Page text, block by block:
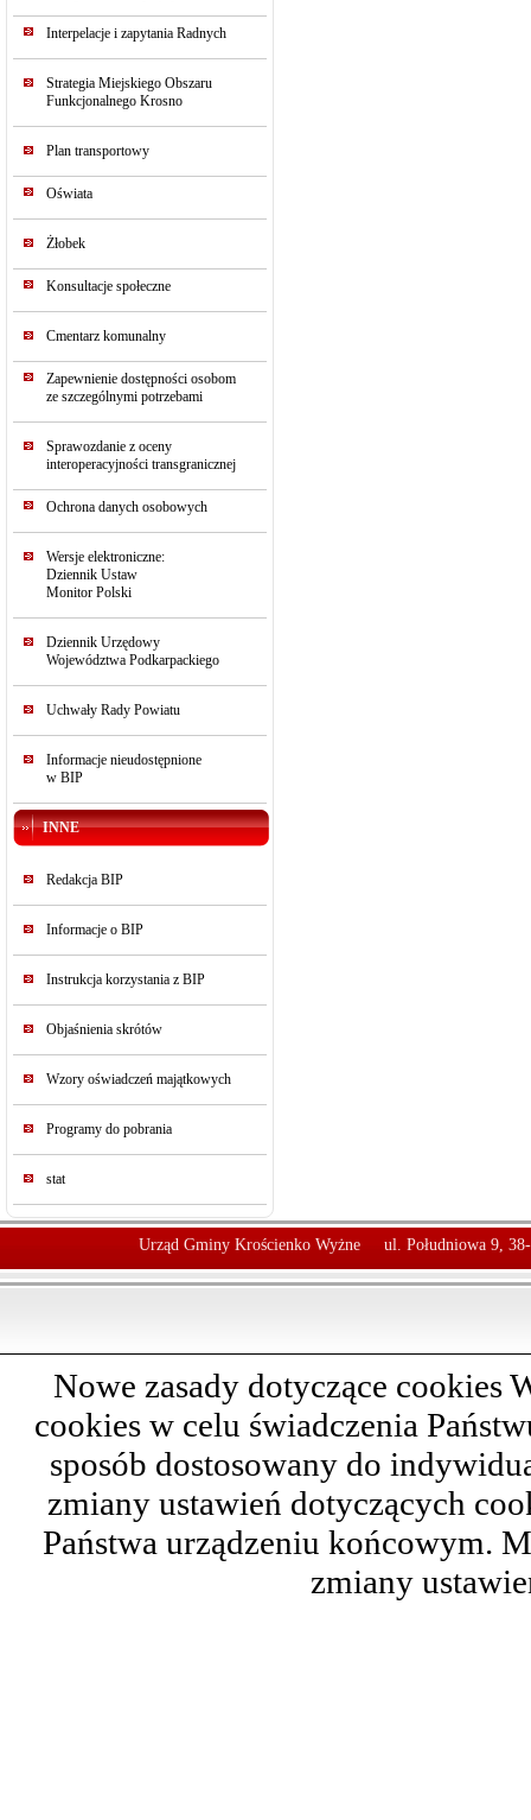
Interpelacje i zapytania Radnych
Strategia Miejskiego Obszaru
Funkcjonalnego Krosno
Plan transportowy
Oświata
Żłobek
Konsultacje społeczne
Cmentarz komunalny
Zapewnienie dostępności osobom
ze szczególnymi potrzebami
Sprawozdanie z oceny
interoperacyjności transgranicznej
Ochrona danych osobowych
Wersje elektroniczne:
Dziennik Ustaw
Monitor Polski
Dziennik Urzędowy
Województwa Podkarpackiego
Uchwały Rady Powiatu
Informacje nieudostępnione
w BIP
INNE
Redakcja BIP
Informacje o BIP
Instrukcja korzystania z BIP
Objaśnienia skrótów
Wzory oświadczeń majątkowych
Programy do pobrania
stat
Urząd Gminy Krościenko Wyżne ul. Południowa 9,
Nowe zasady dotyczące cookies
cookies w celu świadczenia
sposób dostosowany do
zmiany ustawień dotyczących
Państwa urządzeniu końcowym.
zmiany